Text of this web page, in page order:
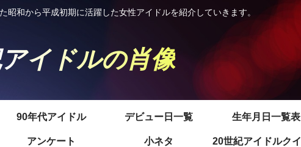
昭和から平成初期に活躍した女性アイドルを紹介していきます。
イドルの肖像
90年代アイドル デビュー日一覧 生年月日一覧表
アンケート 小ネタ